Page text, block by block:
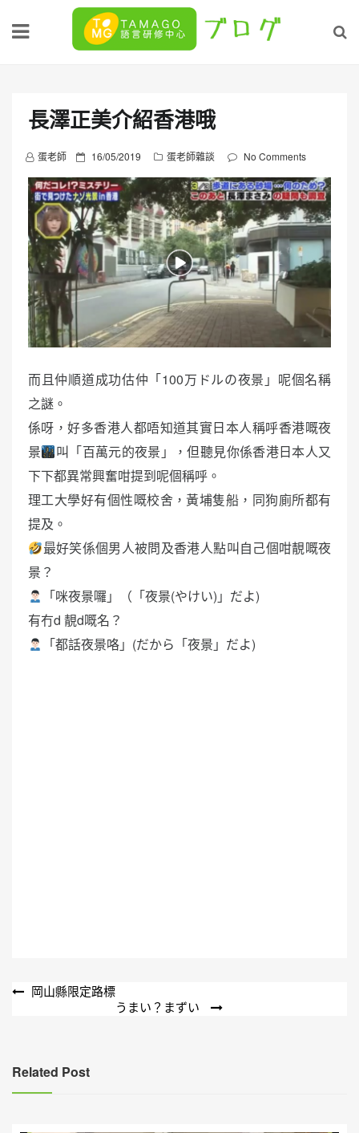
長澤正美介紹香港哦
蛋老師
P
o
s
t
e
d
o
n
16/05/2019 蛋老師雜談 No Comments
而且仲順道成功估仲「100万ドルの夜景」呢個名稱
之謎。
係呀，好多香港人都唔知道其實日本人稱呼香港嘅夜
景
叫「百萬元的夜景」，但聽見你係香港日本人又
下下都異常興奮咁提到呢個稱呼。
理工大學好有個性嘅校舍，黃埔隻船，同狗廁所都有
提及。
最好笑係個男人被問及香港人點叫自己個咁靚嘅夜
景？
「咪夜景囉」（「夜景(やけい)」だよ)
有冇d 靚d嘅名？
「都話夜景咯」(だから「夜景」だよ)
文
覽
岡山縣限定路標
うまい？まずい
Related Post